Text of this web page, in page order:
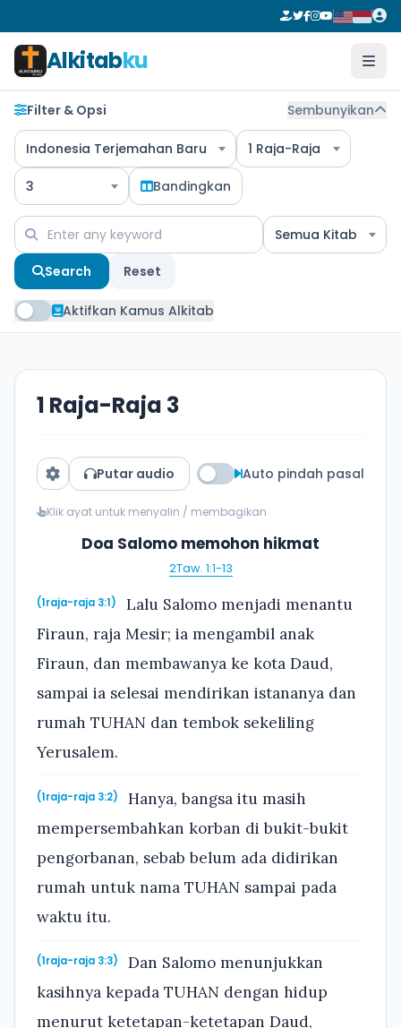
Alkitabku
Filter & Opsi Sembunyikan
Indonesia Terjemahan Baru 1 Raja-Raja
3 Bandingkan
Semua Kitab
Search Reset
Aktifkan Kamus Alkitab
1 Raja-Raja 3
Putar audio Auto pindah pasal
Klik ayat untuk menyalin / membagikan
Doa Salomo memohon hikmat
2Taw. 1:1-13
(1raja-raja 3:1)
Lalu Salomo menjadi menantu
Firaun, raja Mesir; ia mengambil anak
Firaun, dan membawanya ke kota Daud,
sampai ia selesai mendirikan istananya dan
rumah TUHAN dan tembok sekeliling
Yerusalem.
(1raja-raja 3:2)
Hanya, bangsa itu masih
mempersembahkan korban di bukit-bukit
pengorbanan, sebab belum ada didirikan
rumah untuk nama TUHAN sampai pada
waktu itu.
(1raja-raja 3:3)
Dan Salomo menunjukkan
kasihnya kepada TUHAN dengan hidup
menurut ketetapan-ketetapan Daud,